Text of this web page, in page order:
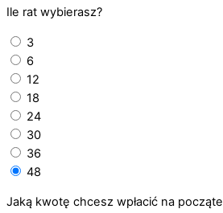
Ile rat wybierasz?
3
6
12
18
24
30
36
48
Jaką kwotę chcesz wpłacić na